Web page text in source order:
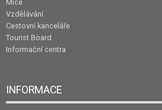
Mice
Vzdělávání
Cestovní kanceláře
Tourist Board
Informační centra
INFORMACE